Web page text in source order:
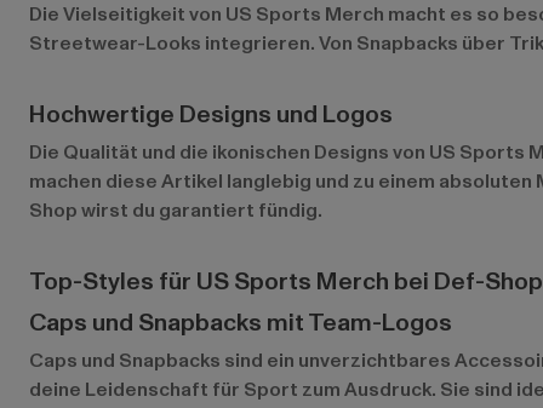
Die Vielseitigkeit von US Sports Merch macht es so
Streetwear-Looks integrieren. Von Snapbacks über
Hochwertige Designs und Logos
Die Qualität und die ikonischen Designs von US
machen diese Artikel langlebig und zu einem
Shop wirst du garantiert fündig.
Top-Styles für US Sports Merch bei Def-Shop
Caps und Snapbacks mit Team-Logos
Caps und Snapbacks sind ein unverzichtbares
deine Leidenschaft für Sport zum Ausdruck. Sie sind